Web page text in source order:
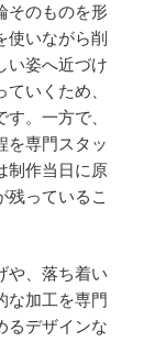
そのものを形
使いながら削
い姿へ近づけ
いくため、
。一方で、
を専門スタッ
制作当日に原
残っているこ
や、落ち着い
な加工を専門
るデザインな